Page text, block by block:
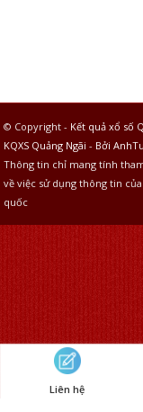
© Copyright - Kết quả xổ số
KQXS Quảng Ngãi - Bởi
Thông tin chỉ mang tính
về việc sử dụng thông tin
quốc
Liên hệ